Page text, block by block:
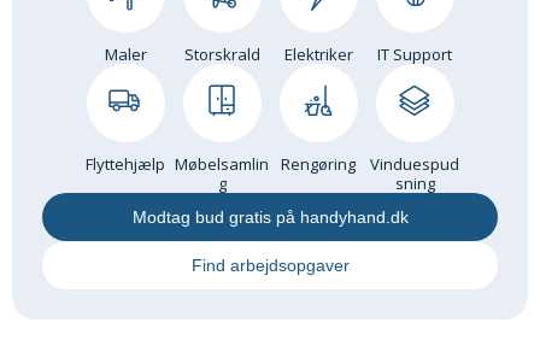
Om Materialer
HANDYMAN
Tips Og Tricks
GARTNER
Maler Storskrald Elektriker IT Support
Flyttehjælp Møbelsamlin
g
Rengøring
Vinduespud
sning
Modtag bud gratis på handyhand.dk
Find arbejdsopgaver